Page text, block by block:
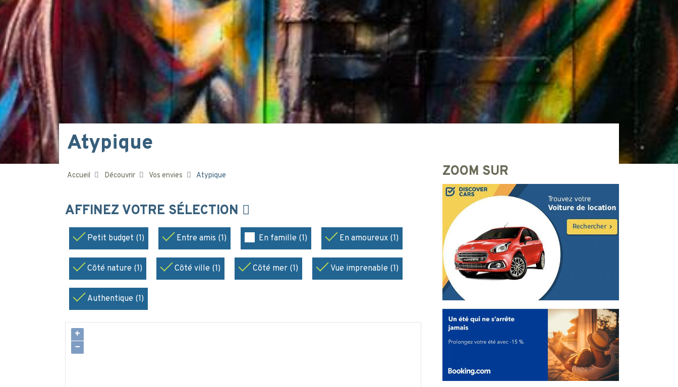
Atypique
Accueil Découvrir Vos envies Atypique
AFFINEZ VOTRE SÉLECTION
Petit budget (1) Entre amis (1) En famille (1) En amoureux (1)
Côté nature (1) Côté ville (1) Côté mer (1) Vue imprenable (1)
Authentique (1)
+
−
ZOOM SUR